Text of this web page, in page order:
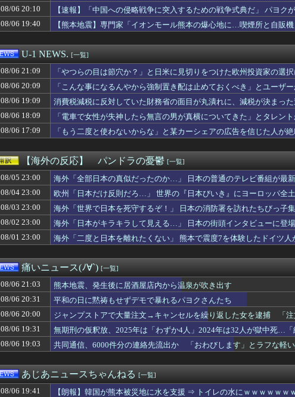
【画像】令和最新版・宇垣美里さん(35)wwwwww
婚約者「結婚式どうする？」俺「離婚する可能性あるし面倒だし金かかるし別によ
【悲報】橋本マナミ「頭を洗ってて『なんか生ぬるいな』と思ったら、後ろで息
【画像】小倉ゆうか(元小倉優香)が水着グラビア復帰ｗｗｗｗｗ
【試合結果】[2026/8/6]DeNAベイスターズ５－１０阪神タイガース 先...
【悲報】ディズニーのおいなり巻（600円）、卑猥すぎて賛否両論wwwwwwww...
【画像】パンツが見れる最新アニメwwwwwwwwwww
【日向坂46】まさかの楽曲も披露！『三期生LIVE』愛知公演のレポがこちら
【画像】30代半ばの女の子の下着姿、ドスケベすぎるｗｗｗｗｗｗｗｗｗｗｗｗ❤
【速報】中国「アメリカさぁ、調子乗ってるからお前らが頼ってる軍用中国ドロー
彼がオンラインゲームにハマってどんどん口が悪くなり気性も荒くなった
【画像】子供7人が全員『女』の大家族YouTuberwwwwww
【ホロライブ】ぺこマリで水着ガチャバトル！水着コンプリートできるのはどっち
【DeNA対阪神16回戦】阪神が連敗ストップで単独首位キープ １２年ぶりの初回...
中日打線、金丸が降板した途端に打ち出すｗｗｗｗｗｗｗｗ
【画像】令和最新版・宇垣美里さん(35)ｗｗｗｗｗｗ
【悲報】マスコミさん「自民党内は消費減税反対が多数！」 → 自民党議員の内部
ショートスリーパーの堀さん、4時間寝てた事がバレる
同僚が紹介された女性との待ち合わせ場所をラ〇ホ近くのファミレスにした。それ
【8月LOH】逃げ育成にスピスティル使うというのもあるのだな
mac bookが使いにくすぎてWindows買おうとしたら高くてビビったww...
休んだ翌日、先輩パートに申し送りあるかと確認したらいきなりキレられた。この
【悲報】部屋作りゲーム、確率で出現する「イカ」を見るとクラッシュする不具合
「かぐや姫」
ウクライナ、ついに力尽きる
【FE万紫千紅】フォトナ（CV：黒沢ともよ）が紹介！
【朗報】水瀬いのりちゃん、やはりDの一族だったｗｗｗｗ
【画像】アイナジエンドさん、お尻が性的すぎた件ｗｗｗｗｗｗ
【中日対ヤクルト16回戦】中日、8回裏1アウト満塁から石川昂弥の2点タイムリー
ヨーロッパが中国製メガソーラーを締め出しｗｗｗ
【FF14】寝転がりながら麻雀ができる！Switch2版、携帯麻雀機として滅茶...
【悲報】聖隷クリストファーの150km左腕高部くん、10奪三振自責点0で負ける
ホテルビュッフェで空き時間を作りたくなくて友達に蟹と海老を取ってきてと頼ん
に・・・【PICKUP】
08/06 20:10
【速報】「中国への侵略戦争に突入するための戦争式典だ」 パヨク
08/06 19:40
【熊本地震】専門家「イオンモール熊本の爆心地に…喫煙所と自販機
U-1 NEWS. [一覧]
08/06 21:09
「やつらの目は節穴か？」と日米に見切りをつけた欧州投資家の選
わりに選んだのは……
08/06 20:09
「こんな事になるんやから強制置き配は止めておくべき」とユーザ
たのは……
08/06 19:09
消費税減税に反対していた財務省の面目が丸潰れに、減税が決まっ
08/06 18:09
「電車で女性が失神したら無言の男が真横についてきた」とタレン
と追加主張するも……
08/06 17:09
「もう二度と使わないからな」と某カーシェアの広告を信じた人が
【海外の反応】 パンドラの憂鬱 [一覧]
08/05 23:00
海外「全部日本の真似だったのか…」 日本の普通のテレビ番組が最
08/04 23:00
欧州「日本だけ反則だろ…」 世界の『日本びいき』にヨーロッパ全
08/03 23:00
海外「世界で日本を死守するぞ！」 日本の消防署を訪れたちびっ子
08/02 23:00
海外「日本がキラキラして見える…」 日本の街頭インタビューに登
08/01 23:00
海外「二度と日本を離れたくない」 熊本で震度7を体験したドイツ
痛いニュース(ﾉ∀`) [一覧]
08/06 21:03
熊本地震、発生後に居酒屋店内から温泉が吹き出す
08/06 20:31
平和の日に黙祷もせずデモで暴れるパヨクさんたち
08/06 20:00
ジャンプストアで大量注文→キャンセルを繰り返した女を逮捕 「注
08/06 19:31
無期刑の仮釈放、2025年は「わずか4人」2024年は32人が獄中死…「
08/06 19:03
共同通信、6000件分の連絡先流出か 「おわびします」とラフな軽
あじあニュースちゃんねる [一覧]
08/06 19:41
【朗報】韓国が熊本被災地に水を支援 ⇒ トイレの水にｗｗｗｗｗｗ